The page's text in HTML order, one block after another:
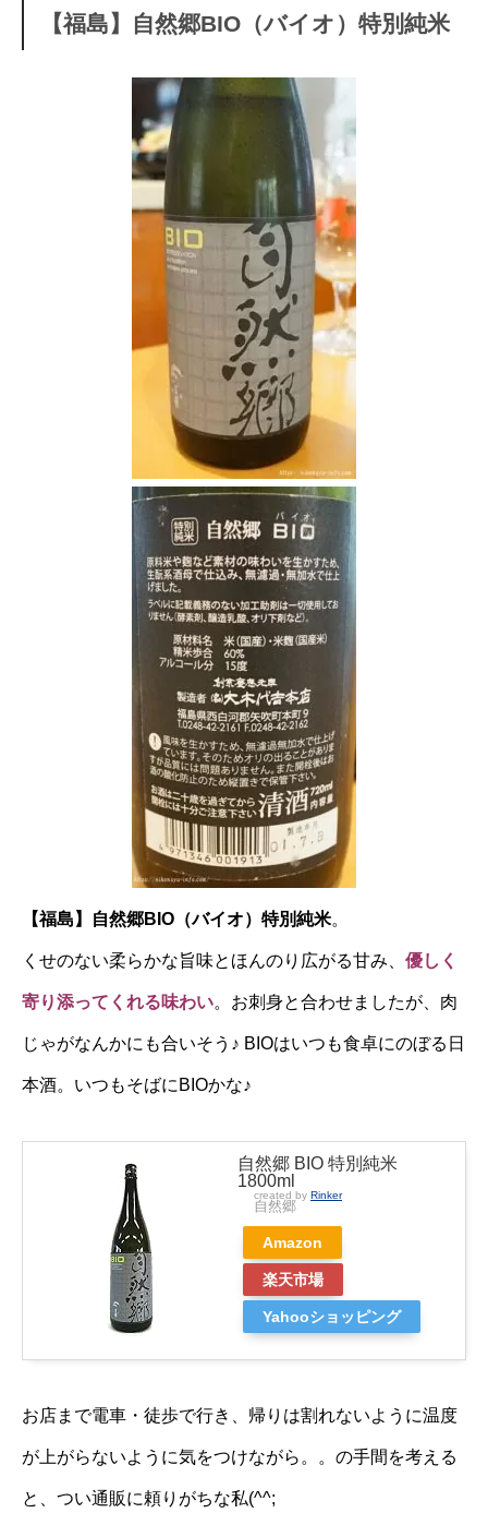
【福島】自然郷BIO（バイオ）特別純米
【福島】自然郷BIO（バイオ）特別純米。
くせのない柔らかな旨味とほんのり広がる甘み、 優しく
寄り添ってくれる味わい。お刺身と合わせましたが、肉
じゃがなんかにも合いそう♪ BIOはいつも食卓にのぼる日
本酒。いつもそばにBIOかな♪
自然郷 BIO 特別純米
1800ml
created by Rinker
自然郷
Amazon
楽天市場
Yahooショッピング
お店まで電車・徒歩で行き、帰りは割れないように温度
が上がらないように気をつけながら。。の手間を考える
と、つい通販に頼りがちな私(^^;